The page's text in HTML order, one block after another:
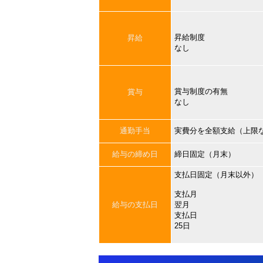
昇給
昇給制度
なし
賞与
賞与制度の有無
なし
通勤手当 実費分を全額支給（上限
給与の締め日 締日固定（月末）
給与の支払日
支払日固定（月末以外）
支払月
翌月
支払日
25日